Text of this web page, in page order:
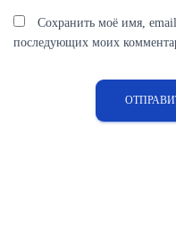
Сохранить моё имя, email
последующих моих